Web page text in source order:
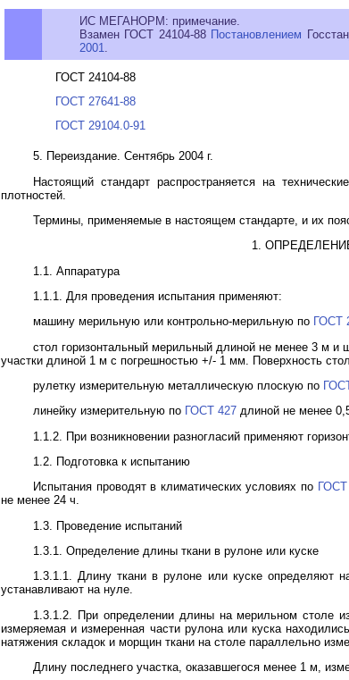
ИС МЕГАНОРМ: примечание.
Взамен ГОСТ 24104-88 Постановлением
2001.
ГОСТ 24104-88
ГОСТ 27641-88
ГОСТ 29104.0-91
5. Переиздание. Сентябрь 2004 г.
Настоящий стандарт распространяется на
плотностей.
Термины, применяемые в настоящем стандарте, и их
1.
1.1. Аппаратура
1.1.1. Для проведения испытания применяют:
машину мерильную или контрольно-мерильную по ГОСТ
стол горизонтальный мерильный длиной не менее 3 м
участки длиной 1 м с погрешностью +/- 1 мм. Поверхность
рулетку измерительную металлическую плоскую по
линейку измерительную по ГОСТ 427 длиной не менее
1.1.2. При возникновении разногласий применяют
1.2. Подготовка к испытанию
Испытания проводят в климатических условиях по ГОСТ
не менее 24 ч.
1.3. Проведение испытаний
1.3.1. Определение длины ткани в рулоне или куске
1.3.1.1. Длину ткани в рулоне или куске определяют
устанавливают на нуле.
1.3.1.2. При определении длины на мерильном столе
измеряемая и измеренная части рулона или куска
натяжения складок и морщин ткани на столе параллельно
Длину последнего участка, оказавшегося менее 1 м,